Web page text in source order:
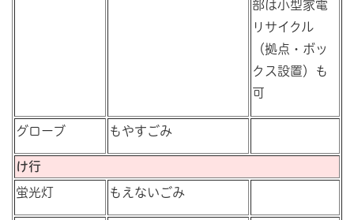
部は小型家電
リサイクル
（拠点・ボッ
クス設置）も
可
グローブ もやすごみ
け行
蛍光灯 もえないごみ